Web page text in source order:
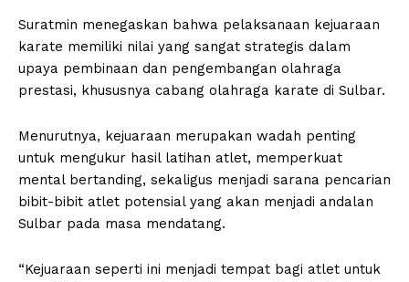
Suratmin menegaskan bahwa pelaksanaan kejuaraan
karate memiliki nilai yang sangat strategis dalam
upaya pembinaan dan pengembangan olahraga
prestasi, khususnya cabang olahraga karate di Sulbar.
Menurutnya, kejuaraan merupakan wadah penting
untuk mengukur hasil latihan atlet, memperkuat
mental bertanding, sekaligus menjadi sarana pencarian
bibit-bibit atlet potensial yang akan menjadi andalan
Sulbar pada masa mendatang.
“Kejuaraan seperti ini menjadi tempat bagi atlet untuk